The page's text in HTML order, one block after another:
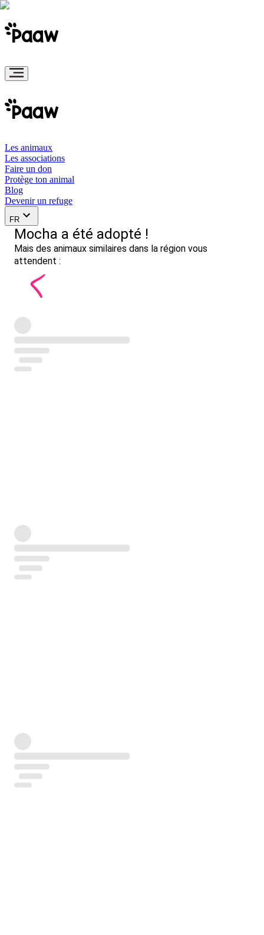
Les animaux
Les associations
Faire un don
Protège ton animal
Blog
Devenir un refuge
FR
Mocha a été adopté !
Mais des animaux similaires dans la région vous
attendent :